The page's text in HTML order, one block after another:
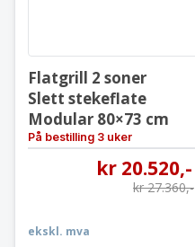
Flatgrill 2 soner
Slett stekeflate
Modular 80×73 cm
På bestilling 3 uker
kr 20.520,-
kr27.360,-
ekskl. mva